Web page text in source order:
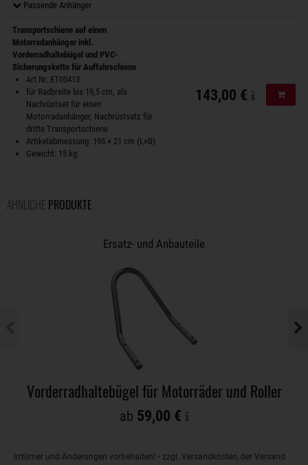
Passende Anhänger
Transportschiene auf einen
Motorradanhänger inkl.
Vorderradhaltebügel und PVC-
Sicherungskette für Auffahrschiene
Art.Nr. ET00413
für Radbreite bis 19,5 cm, als
Nachrüstset für einen
Motorradanhänger, Nachrüstsatz für
dritte Transportschiene
Artikelabmessung: 195 × 21 cm (L×B)
Gewicht: 15 kg
143,00 €
ÄHNLICHE PRODUKTE
Ersatz- und Anbauteile
Vorderradhaltebügel für Motorräder und Roller
ab 59,00 €
Irrtümer und Änderungen vorbehalten! • zzgl. Versandkosten, der Versand